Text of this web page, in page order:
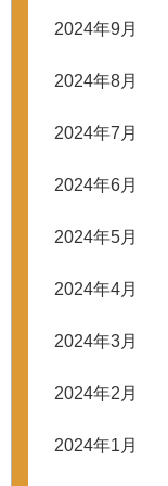
2024年9月
2024年8月
2024年7月
2024年6月
2024年5月
2024年4月
2024年3月
2024年2月
2024年1月